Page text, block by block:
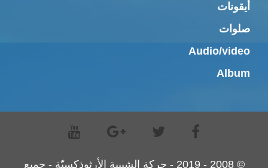
أيقونات
صلوات
Audio/video
Album
© 2008 - 2019 - حركة الشبيبة الأرثوذكسيّة - جميع